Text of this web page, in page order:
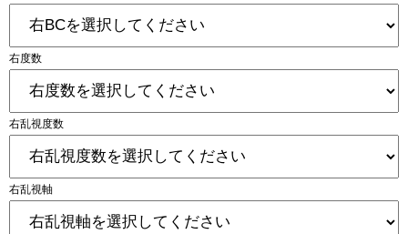
右度数
右乱視度数
右乱視軸